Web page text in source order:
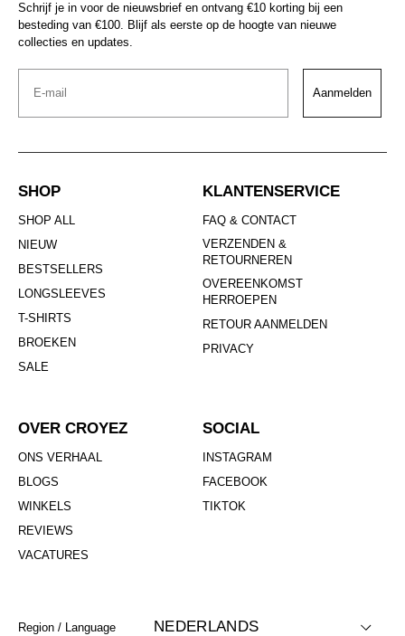
Schrijf je in voor de nieuwsbrief en ontvang €10 korting bij een
besteding van €100. Blijf als eerste op de hoogte van nieuwe
collecties en updates.
Email
Aanmelden
SHOP
SHOP ALL
NIEUW
BESTSELLERS
LONGSLEEVES
T-SHIRTS
BROEKEN
SALE
KLANTENSERVICE
FAQ & CONTACT
VERZENDEN &
RETOURNEREN
OVEREENKOMST
HERROEPEN
RETOUR AANMELDEN
PRIVACY
OVER CROYEZ
ONS VERHAAL
BLOGS
WINKELS
REVIEWS
VACATURES
SOCIAL
INSTAGRAM
FACEBOOK
TIKTOK
Region / Language NEDERLANDS